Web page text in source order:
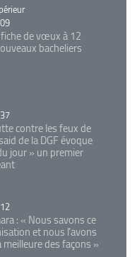
de vœux à 12
bacheliers
contre les feux de
de la DGF évoque
jour » un premier
: « Nous savons ce
et nous l’avons
des façons »